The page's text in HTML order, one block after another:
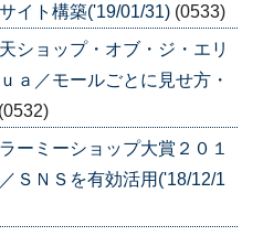
イト構築('19/01/31) (0533)
ショップ・オブ・ジ・エリ
ａ／モールごとに見せ方・
(0532)
ーミーショップ大賞２０１
ＳＮＳを有効活用('18/12/1